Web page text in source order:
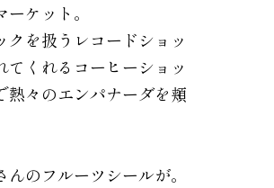
ケット。
を扱うレコードショッ
くれるコーヒーショッ
熱々のエンパナーダを頬
のフルーツシールが。